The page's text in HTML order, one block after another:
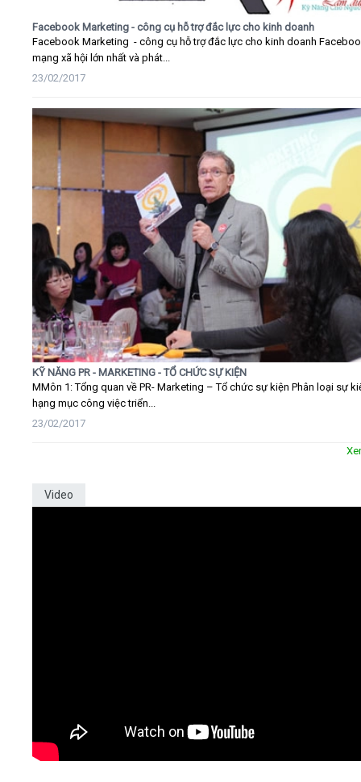
Facebook Marketing - công cụ hỗ trợ đắc lực cho kinh doanh
Facebook Marketing - công cụ hỗ trợ đắc lực cho kinh doanh
mạng xã hội lớn nhất và phát...
23/02/2017
KỸ NĂNG PR - MARKETING - TỔ CHỨC SỰ KIỆN
MMôn 1: Tổng quan về PR- Marketing – Tổ chức sự kiện Phân loại sự
hạng mục công việc triển...
23/02/2017
Video